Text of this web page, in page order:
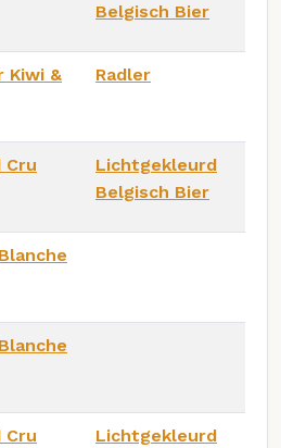
Belgisch Bier
Kiwi &
Radler
Cru
Lichtgekleurd
Belgisch Bier
Cru
Lichtgekleurd